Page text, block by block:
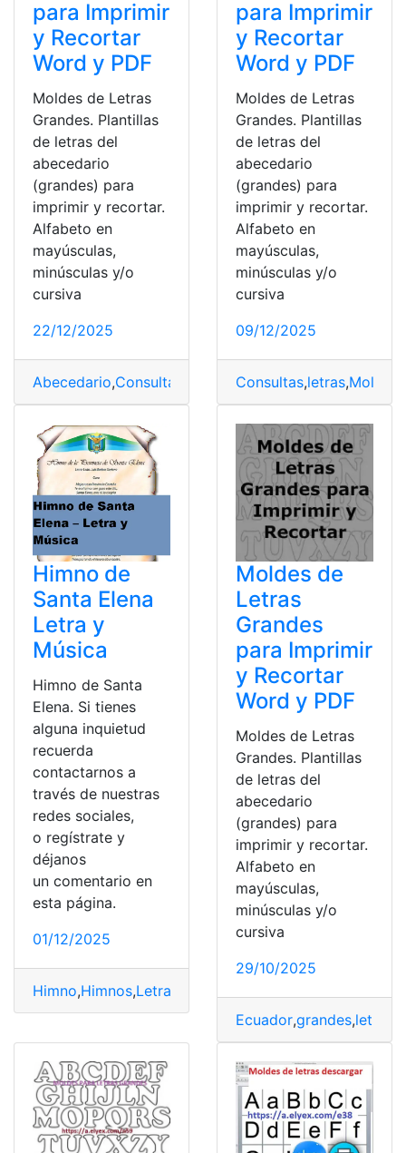
para Imprimir
y Recortar
Word y PDF
Moldes de Letras
Grandes. Plantillas
de letras del
abecedario
(grandes) para
imprimir y recortar.
Alfabeto en
mayúsculas,
minúsculas y/o
cursiva
22/12/2025
Abecedario,Consultas PDF
para Imprimir
y Recortar
Word y PDF
Moldes de Letras
Grandes. Plantillas
de letras del
abecedario
(grandes) para
imprimir y recortar.
Alfabeto en
mayúsculas,
minúsculas y/o
cursiva
09/12/2025
Consultas,letras,Moldes
Himno de
Santa Elena
Letra y
Música
Himno de Santa
Elena. Si tienes
alguna inquietud
recuerda
contactarnos a
través de nuestras
redes sociales,
o regístrate y
déjanos
un comentario en
esta página.
01/12/2025
Himno,Himnos,Letra
Moldes de
Letras
Grandes
para Imprimir
y Recortar
Word y PDF
Moldes de Letras
Grandes. Plantillas
de letras del
abecedario
(grandes) para
imprimir y recortar.
Alfabeto en
mayúsculas,
minúsculas y/o
cursiva
29/10/2025
Ecuador,grandes,letras